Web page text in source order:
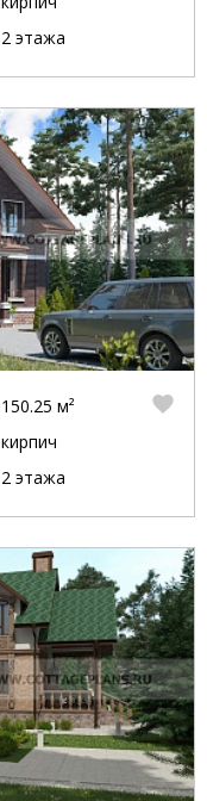
2 этажа
150.25 м²
кирпич
2 этажа